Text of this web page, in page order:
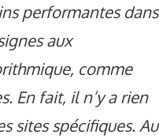
performantes dans
aux
comme
En fait, il n’y a rien
sites spécifiques. Au